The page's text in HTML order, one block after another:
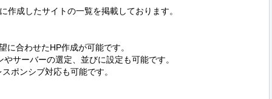
作成したサイトの一覧を掲載しております。
に合わせたHP作成が可能です。
サーバーの選定、並びに設定も可能です。
ポンシブ対応も可能です。